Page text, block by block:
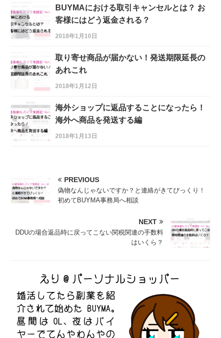
BUYMAにおける取引キャンセルとは？ お
客様にはどう返金される？
2018年1月10日
取り寄せ商品が届かない！発送期限延長の
あれこれ
2018年1月12日
海外ショップに返品することになったら！
海外へ商品を発送する編
2018年1月13日
PREVIOUS
偽物なんじゃないですか？と連絡がきてびっくり！
初めてBUYMA事務局へ相談
NEXT
DDUの場合返品時に戻ってこない関税関連の手数料
はいくら？